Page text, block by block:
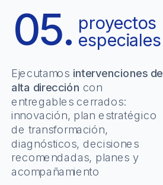
proyectos
especiales
Ejecutamos intervenciones de
alta dirección con
entregables cerrados:
innovación, plan estratégico
de transformación,
diagnósticos, decisiones
recomendadas, planes y
acompañamiento
05.